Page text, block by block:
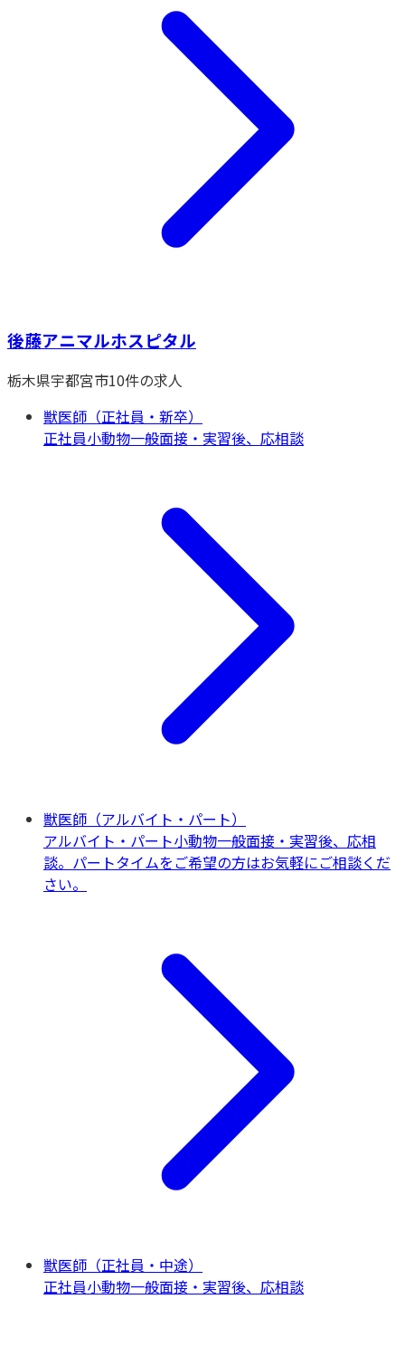
後藤アニマルホスピタル
栃木県宇都宮市10件の求人
獣医師（正社員・新卒）
正社員小動物一般面接・実習後、応相談
獣医師（アルバイト・パート）
アルバイト・パート小動物一般面接・実習後、応相
談。パートタイムをご希望の方はお気軽にご相談くだ
さい。
獣医師（正社員・中途）
正社員小動物一般面接・実習後、応相談